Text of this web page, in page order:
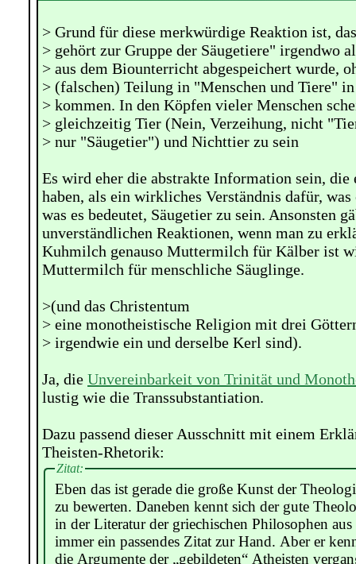
> Grund für diese merkwürdige Reaktion ist,
> gehört zur Gruppe der Säugetiere" irgendwo
> aus dem Biounterricht abgespeichert wurde,
> (falschen) Teilung in "Menschen und Tiere"
> kommen. In den Köpfen vieler Menschen
> gleichzeitig Tier (Nein, Verzeihung, nicht
> nur "Säugetier") und Nichttier zu sein
Es wird eher die abstrakte Information sein, die
haben, als ein wirkliches Verständnis dafür,
was es bedeutet, Säugetier zu sein. Ansonsten
unverständlichen Reaktionen, wenn man zu
Kuhmilch genauso Muttermilch für Kälber ist
Muttermilch für menschliche Säuglinge.
>(und das Christentum
> eine monotheistische Religion mit drei
> irgendwie ein und derselbe Kerl sind).
Ja, die Unvereinbarkeit von Trinität und
lustig wie die Transsubstantiation.
Dazu passend dieser Ausschnitt mit einem
Theisten-Rhetorik:
Zitat:
Eben das ist gerade die große Kunst der
zu bewerten. Daneben kennt sich der gute
in der Literatur der griechischen Philosophen
immer ein passendes Zitat zur Hand. Aber er
die Argumente der „gebildeten“ Atheisten